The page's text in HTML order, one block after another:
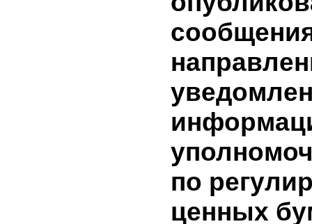
сделки и
(лица,
в